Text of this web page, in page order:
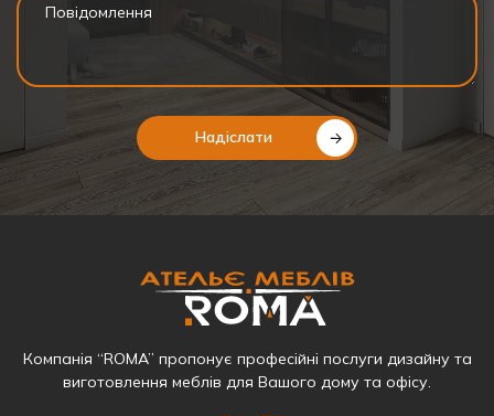
Надіслати
Компанія “ROMA” пропонує професійні послуги дизайну та
виготовлення меблів для Вашого дому та офісу.